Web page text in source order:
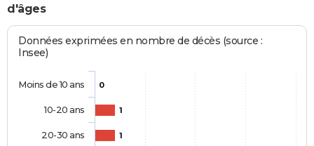
d'âges
Données exprimées en nombre de décès (source :
Insee)
0
1
1
Moins de 10 ans
10-20 ans
20-30 ans